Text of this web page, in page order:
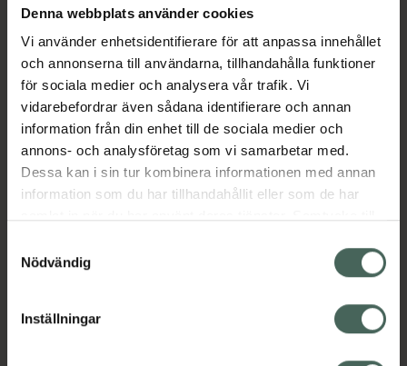
Denna webbplats använder cookies
Vi använder enhetsidentifierare för att anpassa innehållet
och annonserna till användarna, tillhandahålla funktioner
för sociala medier och analysera vår trafik. Vi
vidarebefordrar även sådana identifierare och annan
information från din enhet till de sociala medier och
annons- och analysföretag som vi samarbetar med.
Dessa kan i sin tur kombinera informationen med annan
information som du har tillhandahållit eller som de har
återkalla ditt samtycke via webbplatsens
cookieinställningar. Ett återkallat samtycke påverkar inte
lagligheten av behandling som skett innan återkallelsen.
Nödvändig
Inställningar
Beskrivning Dölj
Läs alltid bipacksedeln innan
användning.
EAN:07046265825012
Visa